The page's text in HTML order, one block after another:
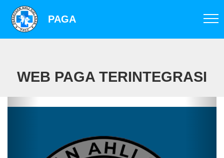
PAGA
WEB PAGA TERINTEGRASI